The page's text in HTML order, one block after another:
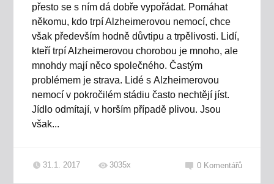
přesto se s ním dá dobře vypořádat. Pomáhat
někomu, kdo trpí Alzheimerovou nemocí, chce
však především hodně důvtipu a trpělivosti. Lidí,
kteří trpí Alzheimerovou chorobou je mnoho, ale
mnohdy mají něco společného. Častým
problémem je strava. Lidé s Alzheimerovou
nemocí v pokročilém stádiu často nechtějí jíst.
Jídlo odmítají, v horším případě plivou. Jsou
však...
31.1. 2017 3035x 0 Komentářů